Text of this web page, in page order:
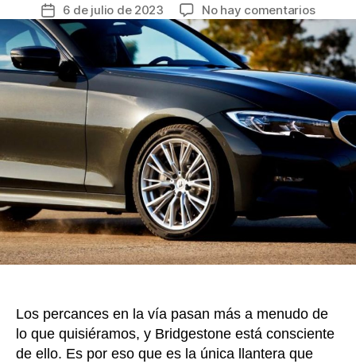
c
e
b
o
o
k
itt
er
ail er
e
st
m
p
ar
tir
Fecha
de
la
entrada
6 de julio de 2023 No hay comentariosen
sus
llantas
o
un
o
la
vía
Los percances en la vía pasan más a menudo de
lo que quisiéramos, y Bridgestone está consciente
de ello. Es por eso que es la única llantera que